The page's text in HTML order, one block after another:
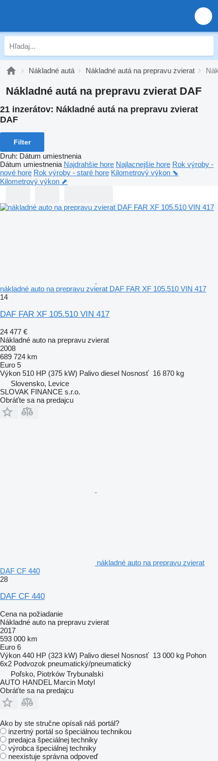
Nákladné autá Nákladné autá na prepravu zvierat
Nákladné autá na prepravu zvierat DAF
21 inzerátov: Nákladné autá na prepravu zvierat
DAF
Filter
Druh: Dátum umiestnenia
Dátum umiestnenia Najdrahšie hore Najlacnejšie hore Rok výroby -
nové hore Rok výroby - staré hore Kilometrový výkon ⬊
Kilometrový výkon ⬈
nákladné auto na prepravu zvierat DAF FAR XF 105.510 VIN 417
14
DAF FAR XF 105.510 VIN 417
24 477 €
Nákladné auto na prepravu zvierat
2008
689 724 km
Euro 5
Výkon 510 HP (375 kW) Palivo diesel Nosnosť 16 870 kg
Slovensko, Levice
SLOVAK FINANCE s.r.o.
Obráťte sa na predajcu
nákladné auto na prepravu zvierat
DAF CF 440
28
DAF CF 440
Cena na požiadanie
Nákladné auto na prepravu zvierat
2017
593 000 km
Euro 6
Výkon 440 HP (323 kW) Palivo diesel Nosnosť 13 000 kg Pohon
6x2 Podvozok pneumatický/pneumatický
Poľsko, Piotrków Trybunalski
AUTO HANDEL Marcin Motyl
Obráťte sa na predajcu
Ako by ste stručne opísali náš portál?
inzertný portál so špeciálnou technikou
predajca špeciálnej techniky
výrobca špeciálnej techniky
neexistuje správna odpoveď